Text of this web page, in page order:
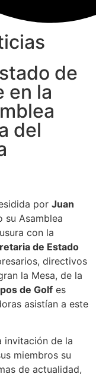
de
en la
del
por Juan
su Asamblea
con la
de Estado
directivos
la Mesa, de la
de Golf es
asistían a este
invitación de la
miembros su
de actualidad,